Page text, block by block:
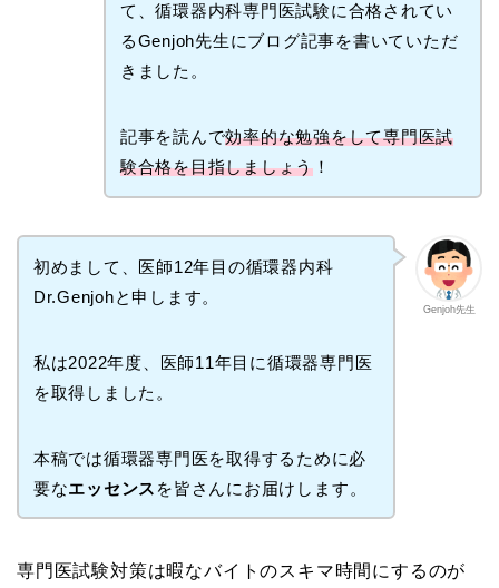
て、循環器内科専門医試験に合格されてい
るGenjoh先生にブログ記事を書いていただ
きました。
記事を読んで効率的な勉強をして専門医試
験合格を目指しましょう ！
Genjoh先生
初めまして、医師12年目の循環器内科
Dr.Genjohと申します。
私は2022年度、医師11年目に循環器専門医
を取得しました。
本稿では循環器専門医を取得するために必
要なエッセンス を皆さんにお届けします。
専門医試験対策は暇なバイトのスキマ時間にするのが